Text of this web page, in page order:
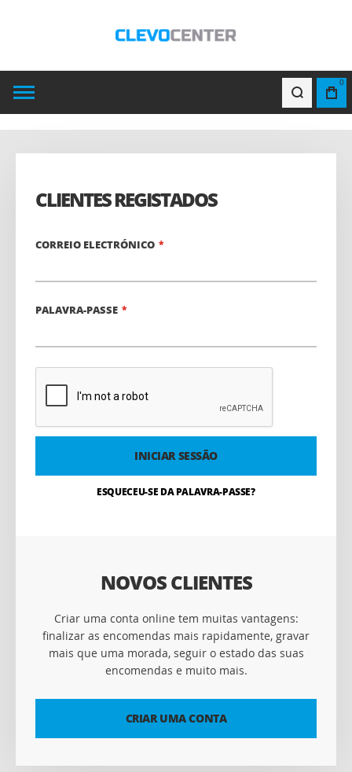
0
CLIENTES REGISTADOS
CORREIO ELECTRÓNICO
PALAVRA-PASSE
INICIAR SESSÃO
ESQUECEU-SE DA PALAVRA-PASSE?
NOVOS CLIENTES
Criar uma conta online tem muitas vantagens:
finalizar as encomendas mais rapidamente, gravar
mais que uma morada, seguir o estado das suas
encomendas e muito mais.
CRIAR UMA CONTA